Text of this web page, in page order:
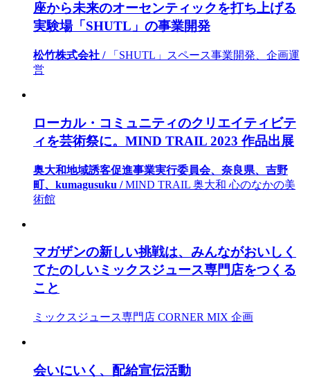
座から未来のオーセンティックを打ち上げる
実験場「SHUTL」の事業開発
松竹株式会社 /
「SHUTL」スペース事業開発、企画運
営
ローカル・コミュニティのクリエイティビテ
ィを芸術祭に。MIND TRAIL 2023 作品出展
奥大和地域誘客促進事業実行委員会、奈良県、吉野
町、kumagusuku /MIND TRAIL 奥大和 心のなかの美
術館
マガザンの新しい挑戦は、みんながおいしく
てたのしいミックスジュース専門店をつくる
こと
ミックスジュース専門店 CORNER MIX 企画
会いにいく、配給宣伝活動